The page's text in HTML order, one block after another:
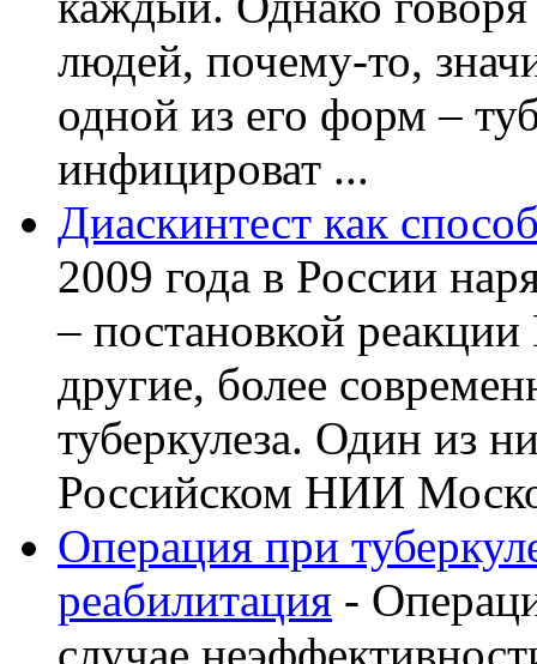
людей, почему-то,
одной из его форм –
инфицироват ...
Диаскинтест как
2009 года в России
– постановкой
другие, более
туберкулеза. Один из
Российском НИИ
Операция при
реабилитация -